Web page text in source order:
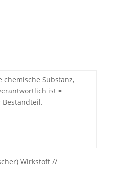
chemische Substanz,
ist =
Bestandteil.
Wirkstoff //